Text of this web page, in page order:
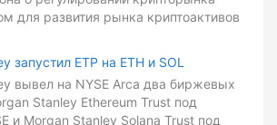
для развития рынка криптоактивов
запустил ETP на ETH и SOL
вывел на NYSE Arca два биржевых
Stanley Ethereum Trust под
и Morgan Stanley Solana Trust под